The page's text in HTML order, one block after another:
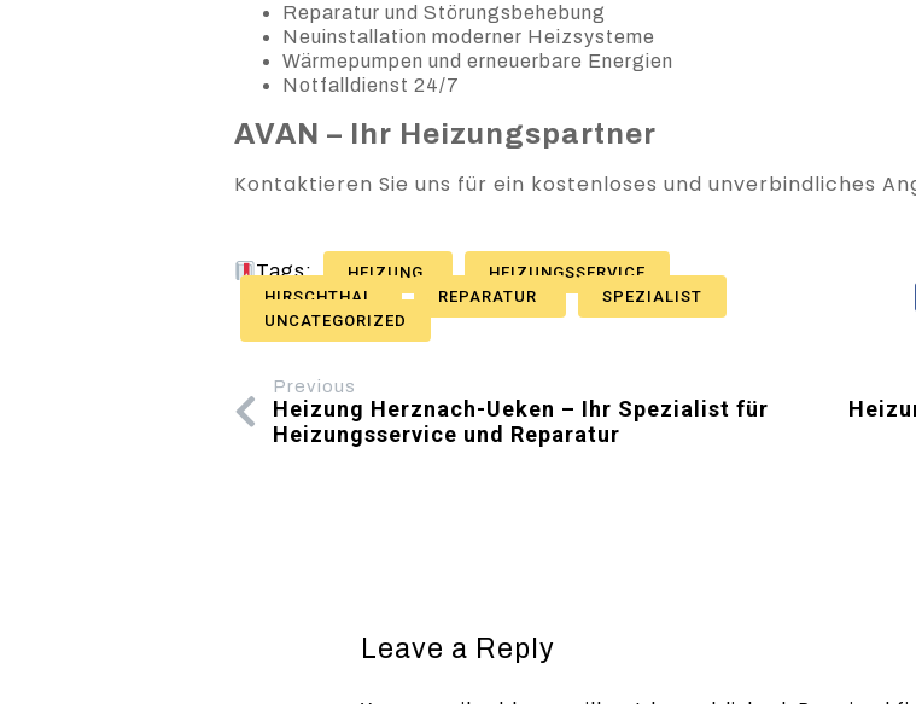
Reparatur und Störungsbehebung
Neuinstallation moderner Heizsysteme
Wärmepumpen und erneuerbare Energien
Notfalldienst 24/7
AVAN – Ihr Heizungspartner
Kontaktieren Sie uns für ein kostenloses und unverbindliches
Tags: HEIZUNG
HEIZUNGSSERVICE
HIRSCHTHAL
REPARATUR
SPEZIALIST
UNCATEGORIZED
Previous
Heizung Herznach-Ueken – Ihr Spezialist für
Heizungsservice und Reparatur
Leave a Reply